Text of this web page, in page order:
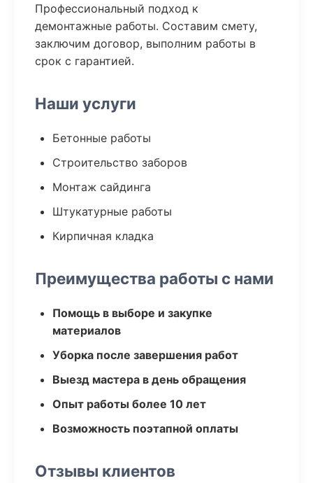
Профессиональный подход к
демонтажные работы. Составим смету,
заключим договор, выполним работы в
срок с гарантией.
Наши услуги
Бетонные работы
Строительство заборов
Монтаж сайдинга
Штукатурные работы
Кирпичная кладка
Преимущества работы с нами
Помощь в выборе и закупке
материалов
Уборка после завершения работ
Выезд мастера в день обращения
Опыт работы более 10 лет
Возможность поэтапной оплаты
Отзывы клиентов